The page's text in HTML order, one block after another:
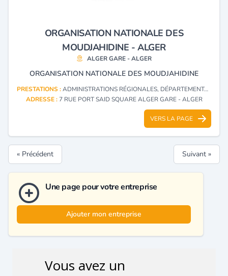
ORGANISATION NATIONALE DES
MOUDJAHIDINE - ALGER
ALGER GARE - ALGER
ORGANISATION NATIONALE DES MOUDJAHIDINE
PRESTATIONS :ADMINISTRATIONS RÉGIONALES, DÉPARTEMENTALES ET LOCALES
ADRESSE : 7 RUE PORT SAID SQUARE ALGER GARE - ALGER
VERS LA PAGE
« Précédent Suivant »
Une page pour votre entreprise
Ajouter mon entreprise